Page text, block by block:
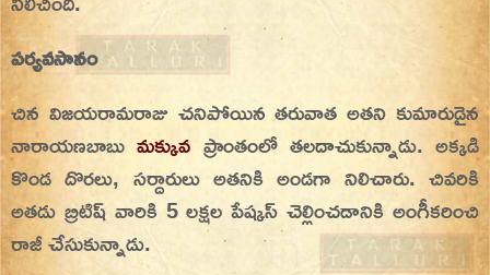
పర్యవసానం
చిన విజయరామరాజు చనిపోయిన తరువాత అతని కుమారుడైన
నారాయణబాబుమక్కువ ప్రాంతంలో తలదాచుకున్నాడు. అక్కడి
కొండ దొరలు, సర్దారులు అతనికి అండగా నిలిచారు. చివరికి
అతడు బ్రిటిష్ వారికి 5 లక్షల పేష్కస్ చెల్లించడానికి అంగీకరించి
రాజీ చేసుకున్నాడు.